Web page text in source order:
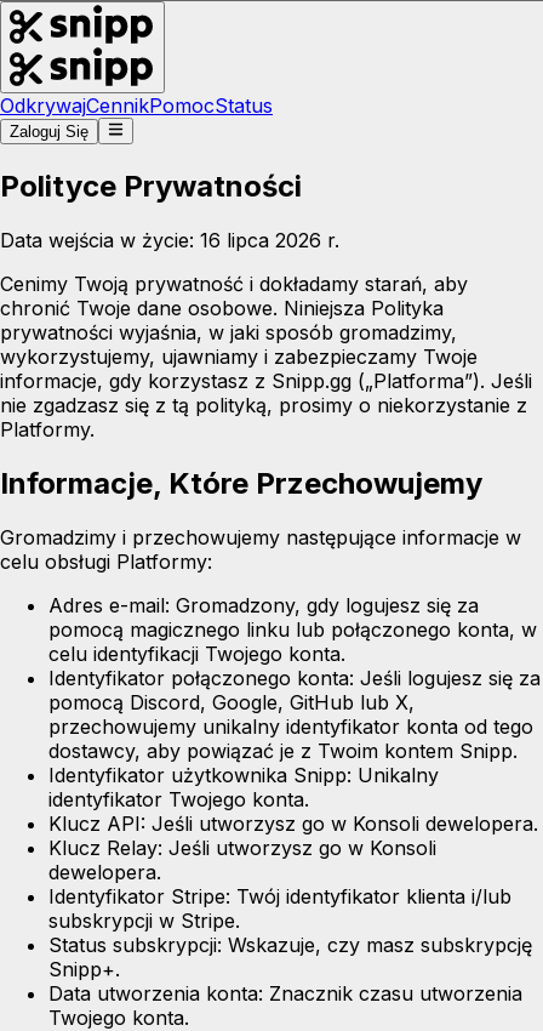
OdkrywajCennikPomocStatus
Zaloguj Się
Polityce Prywatności
Data wejścia w życie: 16 lipca 2026 r.
Cenimy Twoją prywatność i dokładamy starań, aby
chronić Twoje dane osobowe. Niniejsza Polityka
prywatności wyjaśnia, w jaki sposób gromadzimy,
wykorzystujemy, ujawniamy i zabezpieczamy Twoje
informacje, gdy korzystasz z Snipp.gg („Platforma”). Jeśli
nie zgadzasz się z tą polityką, prosimy o niekorzystanie z
Platformy.
Informacje, Które Przechowujemy
Gromadzimy i przechowujemy następujące informacje w
celu obsługi Platformy:
Adres e-mail: Gromadzony, gdy logujesz się za
pomocą magicznego linku lub połączonego konta, w
celu identyfikacji Twojego konta.
Identyfikator połączonego konta: Jeśli logujesz się za
pomocą Discord, Google, GitHub lub X,
przechowujemy unikalny identyfikator konta od tego
dostawcy, aby powiązać je z Twoim kontem Snipp.
Identyfikator użytkownika Snipp: Unikalny
identyfikator Twojego konta.
Klucz API: Jeśli utworzysz go w Konsoli dewelopera.
Klucz Relay: Jeśli utworzysz go w Konsoli
dewelopera.
Identyfikator Stripe: Twój identyfikator klienta i/lub
subskrypcji w Stripe.
Status subskrypcji: Wskazuje, czy masz subskrypcję
Snipp+.
Data utworzenia konta: Znacznik czasu utworzenia
Twojego konta.